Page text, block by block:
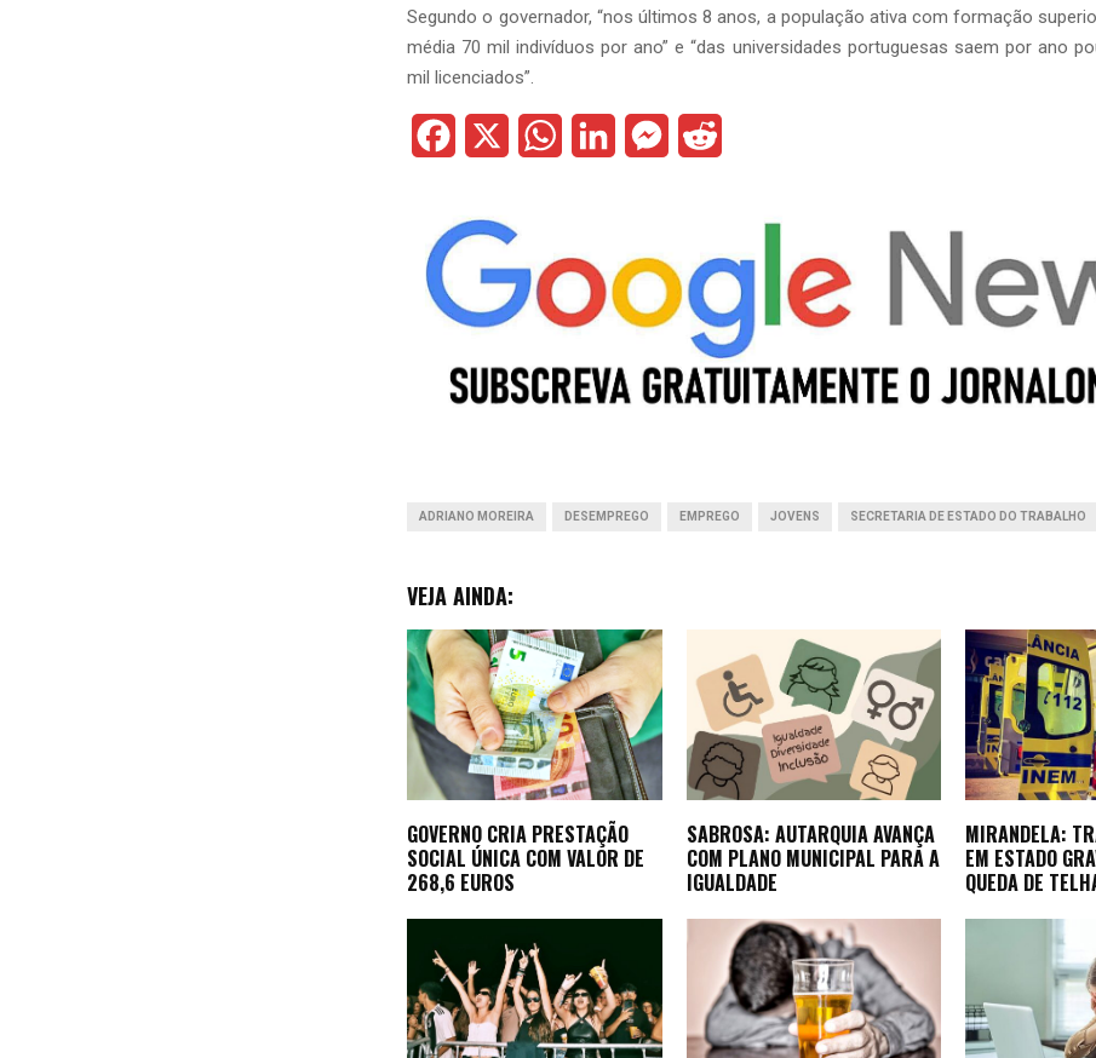
Segundo o governador, “nos últimos 8 anos, a população ativa com formação
média 70 mil indivíduos por ano” e “das universidades portuguesas saem por ano
mil licenciados”.
c
b
o
W
t
s
p
k
e
I
M
s
e
g
d
i
t
ADRIANO MOREIRA DESEMPREGO EMPREGO JOVENS SECRETARIA DE ESTADO DO TRABALHO
VEJA AINDA:
GOVERNO CRIA PRESTAÇÃO
SOCIAL ÚNICA COM VALOR DE
268,6 EUROS
SABROSA: AUTARQUIA AVANÇA
COM PLANO MUNICIPAL PARA A
IGUALDADE
MIRANDELA:
EM ESTADO
QUEDA DE